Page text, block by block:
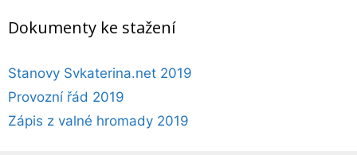
Dokumenty ke stažení
Stanovy Svkaterina.net 2019
Provozní řád 2019
Zápis z valné hromady 2019